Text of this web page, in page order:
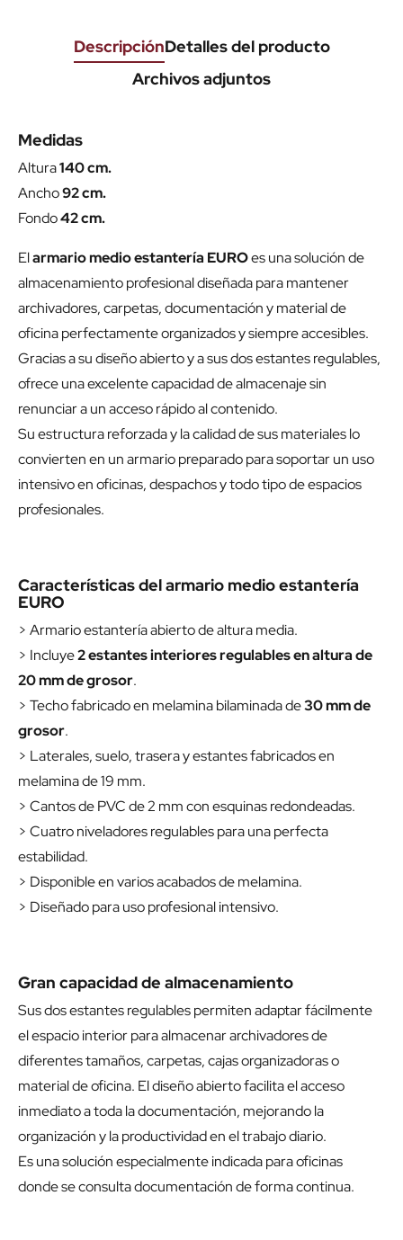
DescripciónDetalles del producto
Archivos adjuntos
Medidas
Altura140 cm.
Ancho92 cm.
Fondo42 cm.
Elarmario medio estantería EUROes una solución de
almacenamiento profesional diseñada para mantener
archivadores, carpetas, documentación y material de
oficina perfectamente organizados y siempre accesibles.
Gracias a su diseño abierto y a sus dos estantes regulables,
ofrece una excelente capacidad de almacenaje sin
renunciar a un acceso rápido al contenido.
Su estructura reforzada y la calidad de sus materiales lo
convierten en un armario preparado para soportar un uso
intensivo en oficinas, despachos y todo tipo de espacios
profesionales.
Características del armario medio estantería
EURO
> Armario estantería abierto de altura media.
> Incluye2 estantes interiores regulables en altura de
20 mm de grosor.
> Techo fabricado en melamina bilaminada de30 mm de
grosor.
> Laterales, suelo, trasera y estantes fabricados en
melamina de 19 mm.
> Cantos de PVC de 2 mm con esquinas redondeadas.
> Cuatro niveladores regulables para una perfecta
estabilidad.
> Disponible en varios acabados de melamina.
> Diseñado para uso profesional intensivo.
Gran capacidad de almacenamiento
Sus dos estantes regulables permiten adaptar fácilmente
el espacio interior para almacenar archivadores de
diferentes tamaños, carpetas, cajas organizadoras o
material de oficina. El diseño abierto facilita el acceso
inmediato a toda la documentación, mejorando la
organización y la productividad en el trabajo diario.
Es una solución especialmente indicada para oficinas
donde se consulta documentación de forma continua.